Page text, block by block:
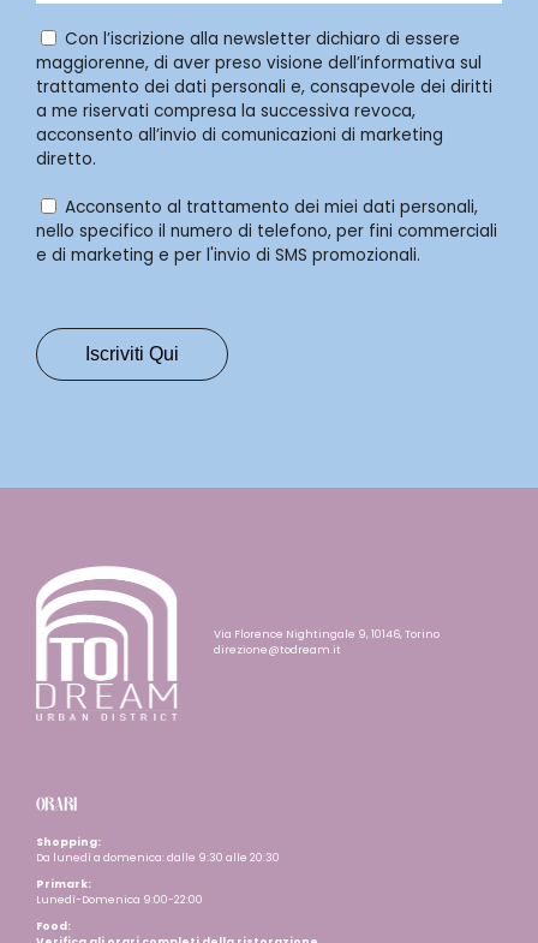
Con l’iscrizione alla newsletter dichiaro di essere
maggiorenne, di aver preso visione dell’informativa sul
trattamento dei dati personali e, consapevole dei diritti
a me riservati compresa la successiva revoca,
acconsento all’invio di comunicazioni di marketing
diretto.
Acconsento al trattamento dei miei dati personali,
nello specifico il numero di telefono, per fini commerciali
e di marketing e per l'invio di SMS promozionali.
Via Florence Nightingale 9, 10146, Torino
direzione@todream.it
ORARI
Shopping:
Da lunedì a domenica: dalle 9:30 alle 20:30
Primark:
Lunedì-Domenica 9:00-22:00
Food: